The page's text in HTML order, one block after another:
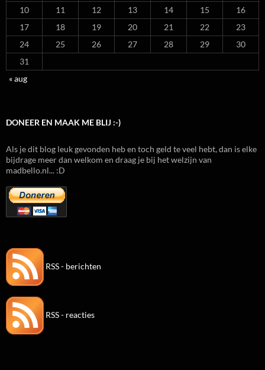
10
11 12 13 14 15
16
17
18 19 20 21 22
23
24
25 26 27 28 29
30
31
« aug
DONEER EN MAAK ME BLIJ :-)
Als je dit blog leuk gevonden heb en toch geld te veel hebt, dan is elke
bijdrage meer dan welkom en draag je bij het welzijn van
madbello.nl... :D
RSS - berichten
RSS - reacties